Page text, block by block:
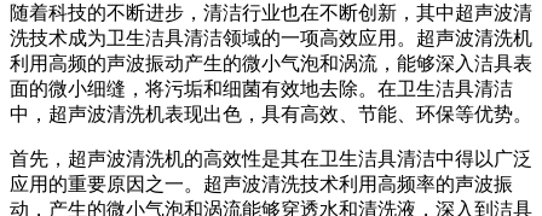
随着科技的不断进步，清洁行业也在不断创新，其中超声波清
洗技术成为卫生洁具清洁领域的一项高效应用。超声波清洗机
利用高频的声波振动产生的微小气泡和涡流，能够深入洁具表
面的微小细缝，将污垢和细菌有效地去除。在卫生洁具清洁
中，超声波清洗机表现出色，具有高效、节能、环保等优势。
首先，超声波清洗机的高效性是其在卫生洁具清洁中得以广泛
应用的重要原因之一。超声波清洗技术利用高频率的声波振
动，产生的微小气泡和涡流能够穿透水和清洗液，深入到洁具